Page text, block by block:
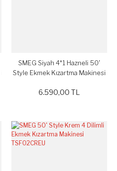
SMEG Siyah 4*1 Hazneli 50'
Style Ekmek Kızartma Makinesi
6.590,00 TL